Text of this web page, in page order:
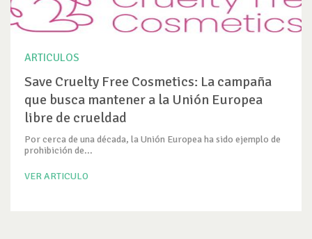
ARTICULOS
Save Cruelty Free Cosmetics: La campaña
que busca mantener a la Unión Europea
libre de crueldad
Por cerca de una década, la Unión Europea ha sido ejemplo de
prohibición de...
VER ARTICULO